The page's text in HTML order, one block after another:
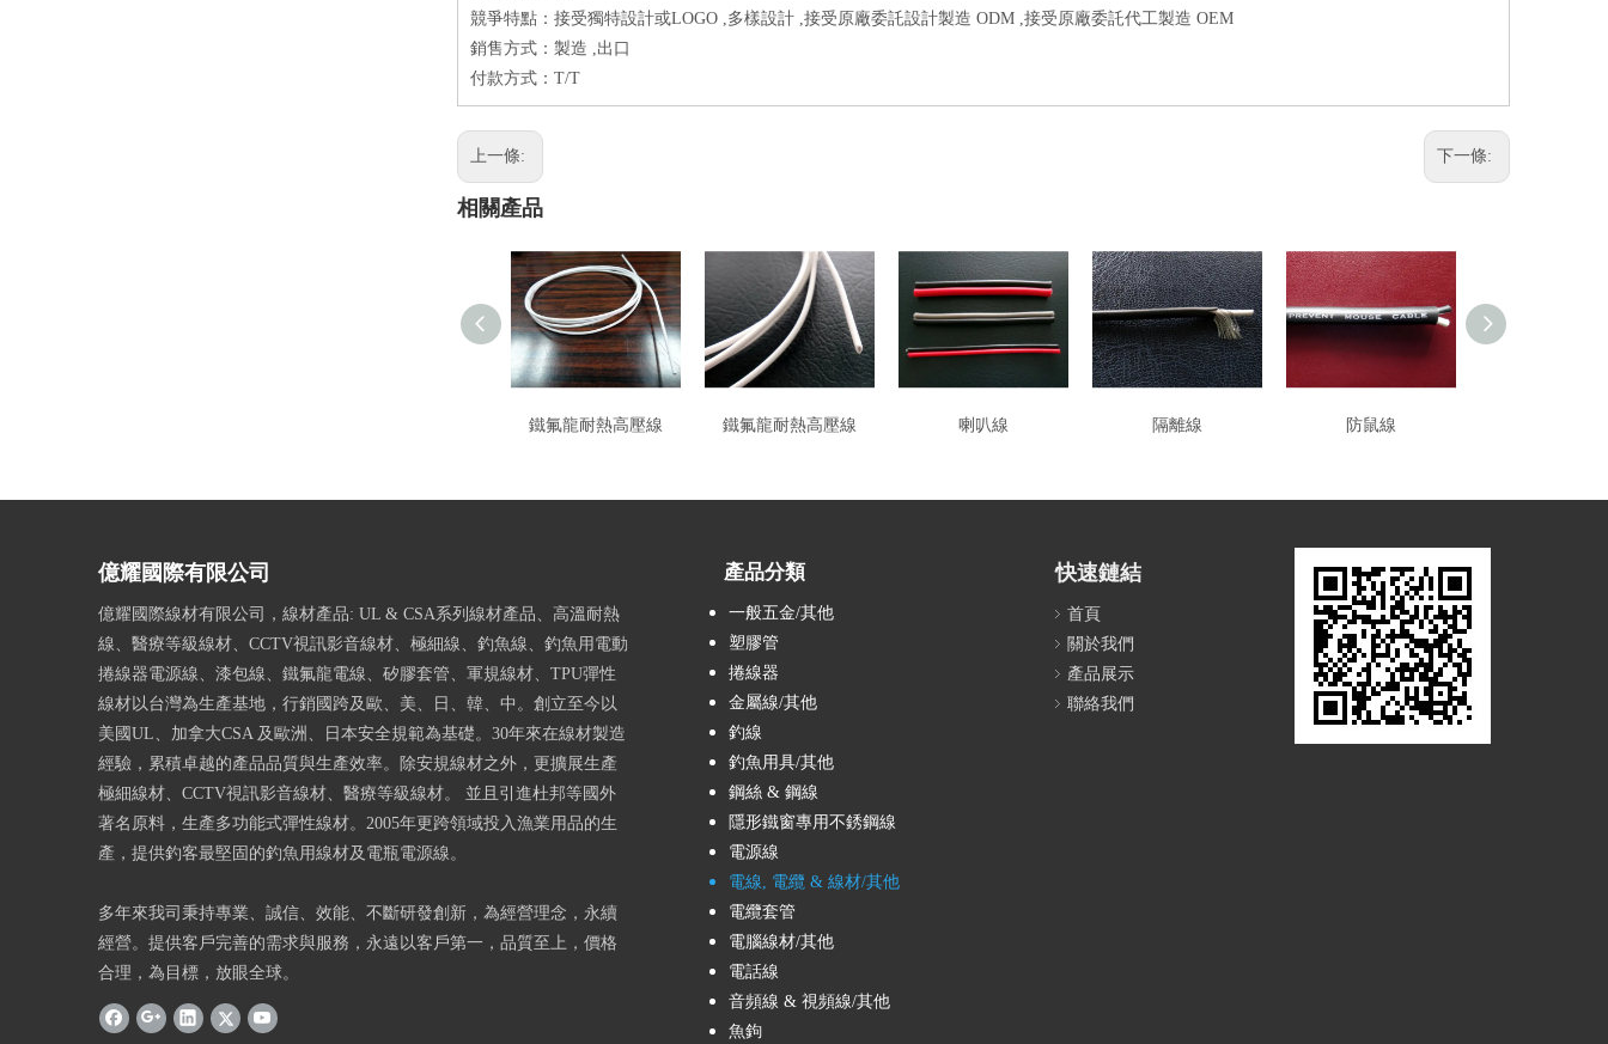
競爭特點：接受獨特設計或LOGO ,多樣設計 ,接受原廠委託設計製造 ODM ,接受原廠委託代工製造 OEM
銷售方式：製造 ,出口
付款方式：T/T
上一條: 下一條:
相關產品
鐵氟龍耐熱高壓線 鐵氟龍耐熱高壓線 喇叭線 隔離線 防鼠線
億耀國際有限公司
億耀國際線材有限公司，線材產品: UL & CSA系列線材產品、高溫耐熱
線、醫療等級線材、CCTV視訊影音線材、極細線、釣魚線、釣魚用電動
捲線器電源線、漆包線、鐵氟龍電線、矽膠套管、軍規線材、TPU彈性
線材以台灣為生產基地，行銷國跨及歐、美、日、韓、中。創立至今以
美國UL、加拿大CSA 及歐洲、日本安全規範為基礎。30年來在線材製造
經驗，累積卓越的產品品質與生產效率。除安規線材之外，更擴展生產
極細線材、CCTV視訊影音線材、醫療等級線材。 並且引進杜邦等國外
著名原料，生產多功能式彈性線材。2005年更跨領域投入漁業用品的生
產，提供釣客最堅固的釣魚用線材及電瓶電源線。
多年來我司秉持專業、誠信、效能、不斷研發創新，為經營理念，永續
經營。提供客戶完善的需求與服務，永遠以客戶第一，品質至上，價格
合理，為目標，放眼全球。
產品分類
一般五金/其他
塑膠管
捲線器
金屬線/其他
釣線
釣魚用具/其他
鋼絲 & 鋼線
隱形鐵窗專用不銹鋼線
電源線
電線, 電纜 & 線材/其他
電纜套管
電腦線材/其他
電話線
音頻線 & 視頻線/其他
魚鉤
快速鏈結
首頁
關於我們
產品展示
聯絡我們